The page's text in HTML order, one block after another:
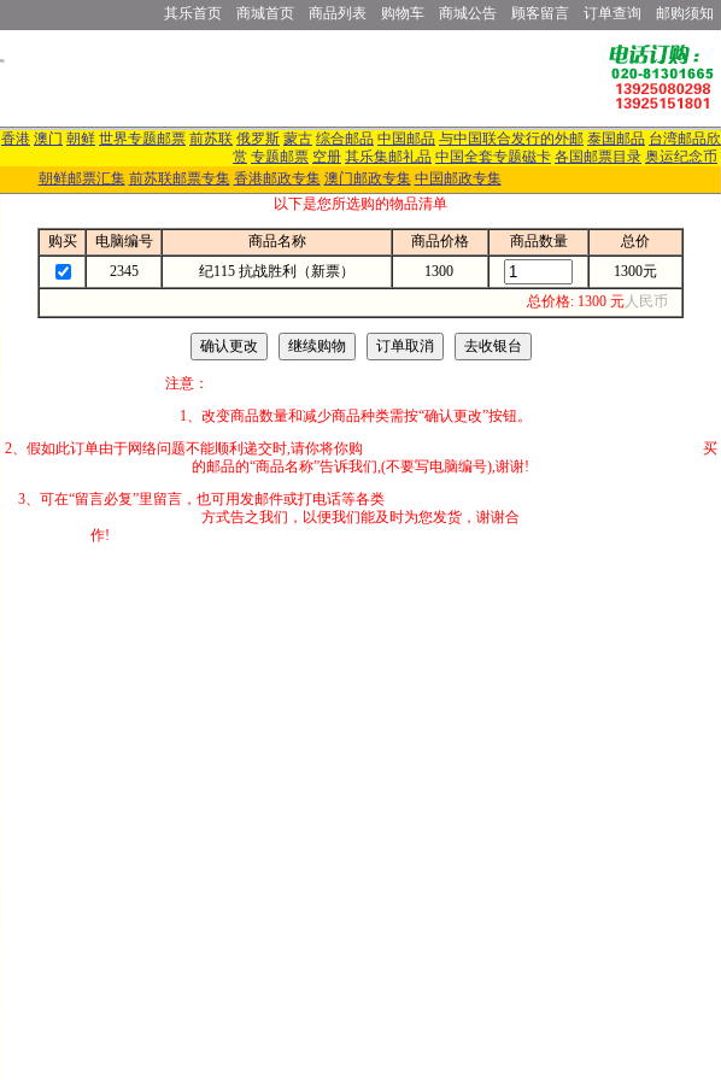
其乐首页 商城首页 商品列表 购物车 商城公告 顾客留言 订单查询 邮购须知
香港 澳门 朝鲜 世界专题邮票 前苏联 俄罗斯 蒙古 综合邮品 中国邮品 与中国联合发行的外邮 泰国邮品 台湾邮品欣
赏 专题邮票 空册 其乐集邮礼品 中国全套专题磁卡 各国邮票目录 奥运纪念币
朝鲜邮票汇集 前苏联邮票专集 香港邮政专集 澳门邮政专集 中国邮政专集
以下是您所选购的物品清单
购买 电脑编号 商品名称 商品价格 商品数量
总价
2345
纪115 抗战胜利（新票） 1300
1300元
总价格: 1300 元人民币
注意：
1、改变商品数量和减少商品种类需按“确认更改”按钮。
2、假如此订单由于网络问题不能顺利递交时,请你将你购 买
的邮品的“商品名称”告诉我们,(不要写电脑编号),谢谢!
3、可在“留言必复”里留言，也可用发邮件或打电话等各类
方式告之我们，以便我们能及时为您发货，谢谢合
作!